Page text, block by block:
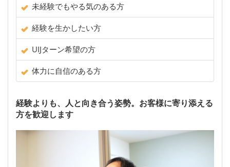
未経験でもやる気のある方
経験を生かしたい方
UIJターン希望の方
体力に自信のある方
経験よりも、人と向き合う姿勢。お客様に寄り添える
方を歓迎します